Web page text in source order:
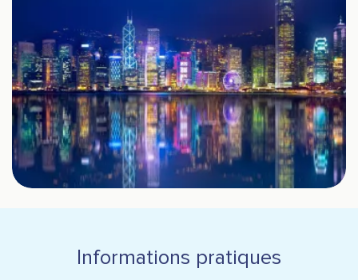
Informations pratiques